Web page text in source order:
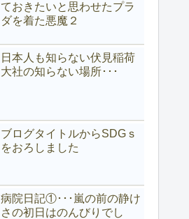
ておきたいと思わせたプラ
ダを着た悪魔２
日本人も知らない伏見稲荷
大社の知らない場所･･･
ブログタイトルからSDGｓ
をおろしました
病院日記①･･･嵐の前の静け
さの初日はのんびりでし